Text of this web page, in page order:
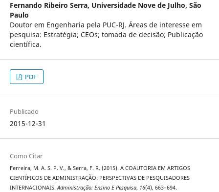
Fernando Ribeiro Serra, Universidade Nove de Julho, São
Paulo
Doutor em Engenharia pela PUC-RJ. Áreas de interesse em
pesquisa: Estratégia; CEOs; tomada de decisão; Publicação
científica.
PDF
Publicado
2015-12-31
Como Citar
Ferreira, M. A. S. P. V., & Serra, F. R. (2015). A COAUTORIA EM ARTIGOS
CIENTÍFICOS DE ADMINISTRAÇÃO: PERSPECTIVAS DE PESQUISADORES
INTERNACIONAIS.Administração: Ensino E Pesquisa, 16(4), 663–694.